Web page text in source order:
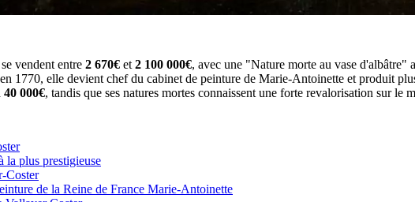
vendent entre 2 670€ et 2 100 000€, avec une "Nature morte au vase d'albâtre"
1770, elle devient chef du cabinet de peinture de Marie-Antoinette et produit
40 000€, tandis que ses natures mortes connaissent une forte revalorisation sur le
la plus prestigieuse
Coster
de la Reine de France Marie-Antoinette